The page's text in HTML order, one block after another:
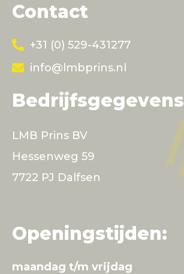
Contact
+31 (0) 529-431277
info@lmbprins.nl
Bedrijfsgegevens
LMB Prins BV
Hessenweg 59
7722 PJ Dalfsen
Openingstijden:
maandag t/m vrijdag